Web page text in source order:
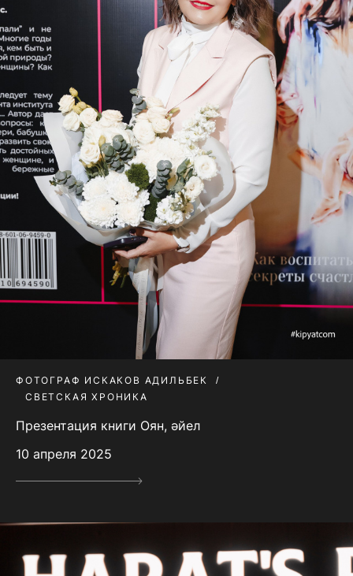
ФОТОГРАФ ИСКАКОВ АДИЛЬБЕК
СВЕТСКАЯ ХРОНИКА
Презентация книги Оян, әйел
10 апреля 2025